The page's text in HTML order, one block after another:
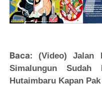
Baca: (Video) Jalan
Simalungun Sudah
Hutaimbaru Kapan Pak